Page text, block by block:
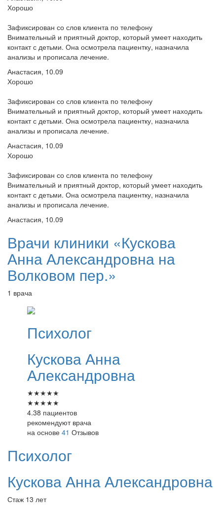
Хорошо
Зафиксирован со слов клиента по телефону
Внимательный и приятный доктор, который умеет находить
контакт с детьми. Она осмотрела пациентку, назначила
анализы и прописала лечение.
Анастасия, 10.09
Хорошо
Зафиксирован со слов клиента по телефону
Внимательный и приятный доктор, который умеет находить
контакт с детьми. Она осмотрела пациентку, назначила
анализы и прописала лечение.
Анастасия, 10.09
Хорошо
Зафиксирован со слов клиента по телефону
Внимательный и приятный доктор, который умеет находить
контакт с детьми. Она осмотрела пациентку, назначила
анализы и прописала лечение.
Анастасия, 10.09
Врачи клиники «Кускова
Анна Александровна на
Волковом пер.»
1 врача
Психолог
КусковаАнна
Александровна
★★★★★
★★★★★
4.38 пациентов
рекомендуют врача
на основе 41 Отзывов
Психолог
КусковаАнна Александровна
Стаж 13 лет